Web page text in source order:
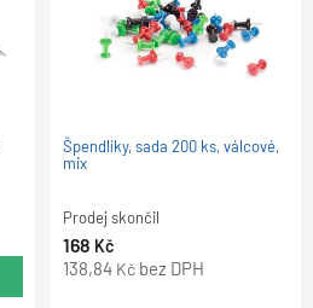
Špendlíky, sada 200 ks, válcové,
mix
Prodej skončil
168 Kč
138,84 Kč bez DPH